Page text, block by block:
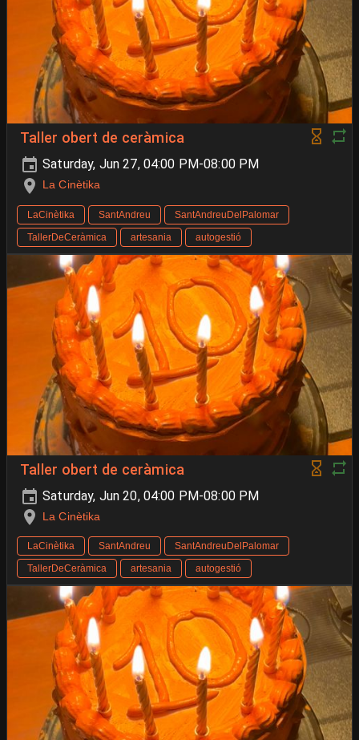
Taller obert de ceràmica
Saturday, Jun 27, 04:00 PM-08:00 PM
La Cinètika
LaCinètika SantAndreu
SantAndreuDelPalomar
TallerDeCeràmica
artesania autogestió
Taller obert de ceràmica
Saturday, Jun 20, 04:00 PM-08:00 PM
La Cinètika
LaCinètika SantAndreu
SantAndreuDelPalomar
TallerDeCeràmica
artesania autogestió